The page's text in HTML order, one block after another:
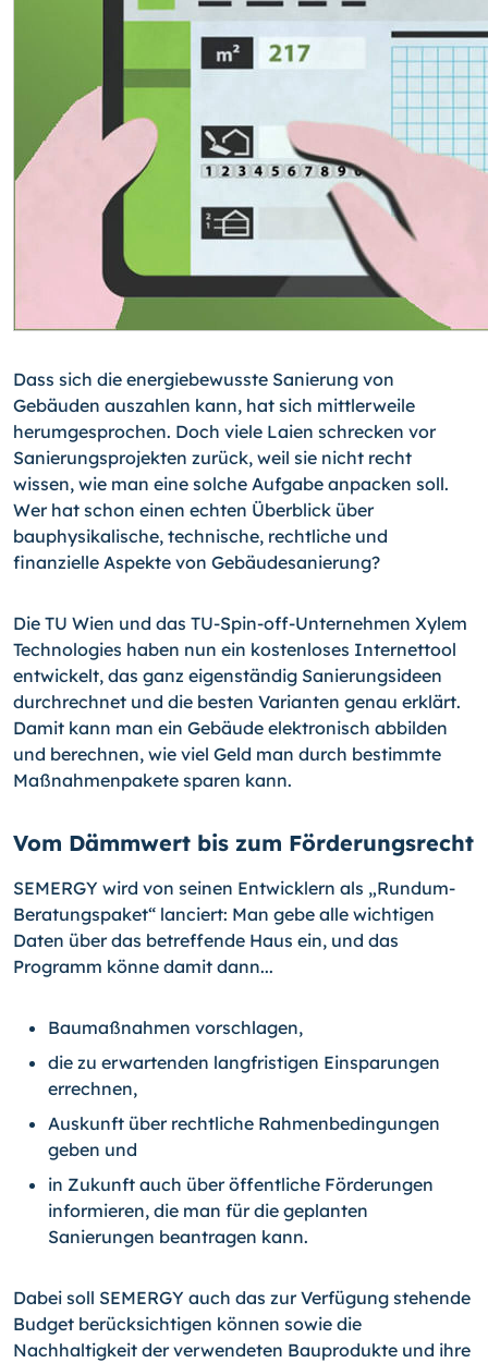
Dass sich die energiebewusste Sanierung von
Gebäuden auszahlen kann, hat sich mittlerweile
herumgesprochen. Doch viele Laien schrecken vor
Sanierungsprojekten zurück, weil sie nicht recht
wissen, wie man eine solche Aufgabe anpacken soll.
Wer hat schon einen echten Überblick über
bauphysikalische, technische, rechtliche und
finanzielle Aspekte von Gebäudesanierung?
Die TU Wien und das TU-Spin-off-Unternehmen Xylem
Technologies haben nun ein kostenloses Internettool
entwickelt, das ganz eigenständig Sanierungsideen
durch­rechnet und die besten Varianten genau erklärt.
Damit kann man ein Gebäude elek­tronisch abbilden
und berechnen, wie viel Geld man durch bestimmte
Maßnahmen­pakete sparen kann.
Vom Dämmwert bis zum Förderungsrecht
SEMERGY wird von seinen Entwicklern als „Rundum-
Beratungspaket“ lanciert: Man gebe alle wichtigen
Daten über das betreffende Haus ein, und das
Programm könne damit dann...
Baumaßnahmen vorschlagen,
die zu erwartenden langfristigen Einsparungen
errechnen,
Auskunft über rechtliche Rahmenbedingungen
geben und
in Zukunft auch über öffentliche Förderungen
informieren, die man für die geplanten
Sanierungen beantragen kann.
Dabei soll SEMERGY auch das zur Verfügung stehende
Budget berücksichtigen können sowie die
Nachhaltigkeit der verwendeten Bauprodukte und ihre